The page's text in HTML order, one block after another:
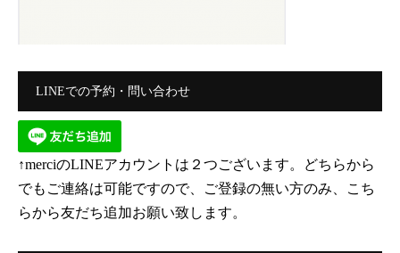
LINEでの予約・問い合わせ
↑merciのLINEアカウントは２つございます。どちらから
でもご連絡は可能ですので、ご登録の無い方のみ、こち
らから友だち追加お願い致します。